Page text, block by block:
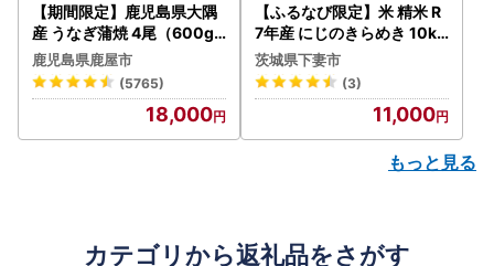
【期間限定】鹿児島県大隅
産 うなぎ蒲焼 4尾（600g
） KN007-004-04-cp18
うなぎ 鰻 魚 惣菜 総菜
鹿児島県鹿屋市
(5765)
18,000
【ふるなび限定】米 精米 R
7年産 にじのきらめき 10kg
10月 FN-Limited-PR
茨城県下妻市
(3)
11,000
もっと見る
カテゴリから返礼品をさがす